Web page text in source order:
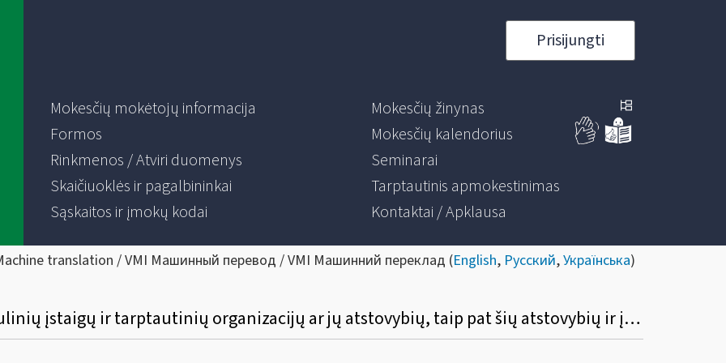
Prisijungti
Mokesčių mokėtojų informacija
Formos
Rinkmenos / Atviri duomenys
Skaičiuoklės ir pagalbininkai
Sąskaitos ir įmokų kodai
Mokesčių žinynas
Mokesčių kalendorius
Seminarai
Tarptautinis apmokestinimas
Kontaktai / Apklausa
translation / VMI Машинный перевод / VMI Машинний переклад (English, Русский,Українська)
Kokia diplomatinių atstovybių, konsulinių įstaigų ir tarptautinių organizacijų ar jų atstovybių, taip pat šių atstovybių ir įstaigų narių ir jų šeimų narių kreipimosi dėl sumokėto pirkimo PVM grąžinimo procedūra?